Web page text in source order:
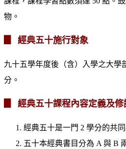
物。
▊ 經典五十施行對象
九十五學年度後（含）入學之大學
分。
▊ 經典五十課程內容定義及修
經典五十是一門 2 學分的共
五十本經典書目分為 A 與 B